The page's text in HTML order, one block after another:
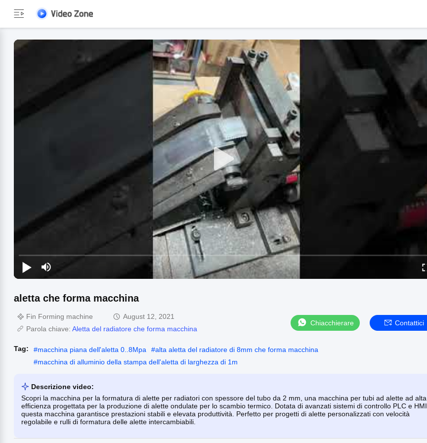
aletta che forma macchina
Fin Forming machine
August 12, 2021
Parola chiave: Aletta del radiatore che forma macchina
Chiacchierare Contattici
Tag: #macchina piana dell'aletta 0..8Mpa #alta aletta del radiatore di 8mm che forma macchina
#macchina di alluminio della stampa dell'aletta di larghezza di 1m
Descrizione video:
Scopri la macchina per la formatura di alette per radiatori con spessore del tubo da 2 mm, una macchina per tubi ad alette ad alta
efficienza progettata per la produzione di alette ondulate per lo scambio termico. Dotata di avanzati sistemi di controllo PLC e HMI,
questa macchina garantisce prestazioni stabili e elevata produttività. Perfetto per progetti di alette personalizzati con velocità
regolabile e rulli di formatura delle alette intercambiabili.